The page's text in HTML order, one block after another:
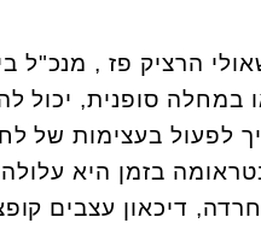
הרציק פז , מנכ"ל
במחלה סופנית, יכול
לפעול בעצימות של
בזמן היא
דיכאון עצבים